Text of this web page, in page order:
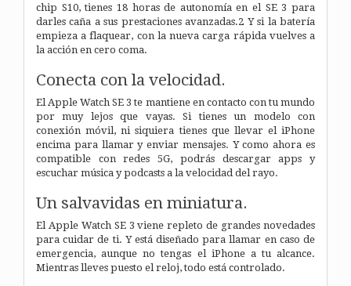
chip S10, tienes 18 horas de autonomía en el SE 3 para
darles caña a sus prestaciones avanzadas.2 Y si la batería
empieza a flaquear, con la nueva carga rápida vuelves a
la acción en cero coma.
Conecta con la velocidad.
El Apple Watch SE 3 te mantiene en contacto con tu mundo
por muy lejos que vayas. Si tienes un modelo con
conexión móvil, ni siquiera tienes que llevar el iPhone
encima para llamar y enviar mensajes. Y como ahora es
compatible con redes 5G, podrás descargar apps y
escuchar música y podcasts a la velocidad del rayo.
Un salvavidas en miniatura.
El Apple Watch SE 3 viene repleto de grandes novedades
para cuidar de ti. Y está diseñado para llamar en caso de
emergencia, aunque no tengas el iPhone a tu alcance.
Mientras lleves puesto el reloj, todo está controlado.